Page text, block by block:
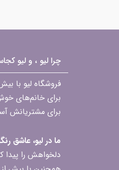
چرا لیو ، و لیو
برای خانم‌های
برای مشتریانش
ما در لیو، عاشق
دلخواهش را پیدا